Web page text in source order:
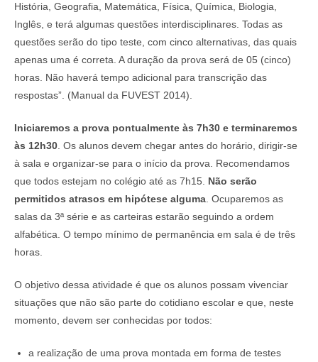
História, Geografia, Matemática, Física, Química, Biologia,
Inglês, e terá algumas questões interdisciplinares. Todas as
questões serão do tipo teste, com cinco alternativas, das quais
apenas uma é correta. A duração da prova será de 05 (cinco)
horas. Não haverá tempo adicional para transcrição das
respostas”. (Manual da FUVEST 2014).
Iniciaremos a prova pontualmente às 7h30 e terminaremos
às 12h30. Os alunos devem chegar antes do horário, dirigir-se
à sala e organizar-se para o início da prova. Recomendamos
que todos estejam no colégio até as 7h15. Não serão
permitidos atrasos em hipótese alguma. Ocuparemos as
salas da 3ª série e as carteiras estarão seguindo a ordem
alfabética. O tempo mínimo de permanência em sala é de três
horas.
O objetivo dessa atividade é que os alunos possam vivenciar
situações que não são parte do cotidiano escolar e que, neste
momento, devem ser conhecidas por todos:
a realização de uma prova montada em forma de testes